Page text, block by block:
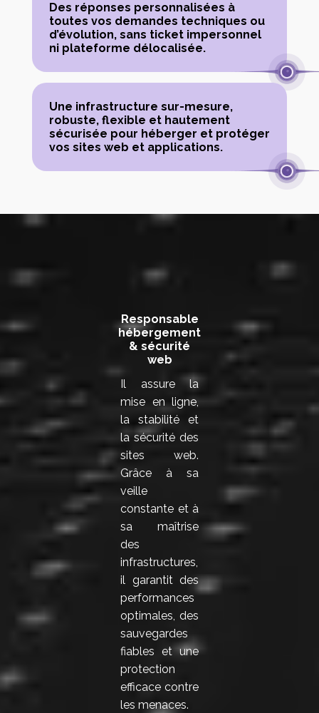
Des réponses personnalisées à
toutes vos demandes techniques ou
d’évolution, sans ticket impersonnel
ni plateforme délocalisée.
Une infrastructure sur-mesure,
robuste, flexible et hautement
sécurisée pour héberger et protéger
vos sites web et applications.
Une équipe complète au service de votre
performance web
Responsable
hébergement
& sécurité
web
Il assure la
mise en ligne,
la stabilité et
la sécurité des
sites web.
Grâce à sa
veille
constante et à
sa maîtrise
des
infrastructures,
il garantit des
performances
optimales, des
sauvegardes
fiables et une
protection
efficace contre
les menaces.